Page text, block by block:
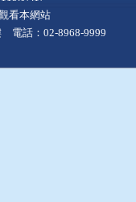
看本網站
電話：02-8968-9999